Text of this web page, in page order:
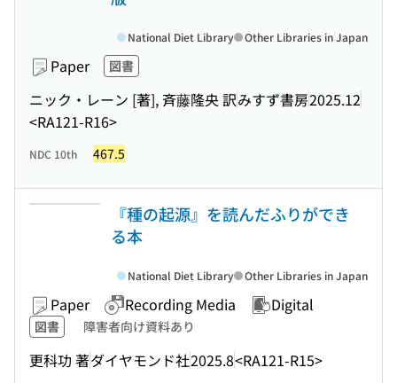
Paper 図書
ニック・レーン [著], 斉藤隆央 訳みすず書房2025.12
<RA121-R16>
National Diet Library Other Libraries in Japan
NDC 10th 467.5
『種の起源』を読んだふりができ
る本
Paper Recording Media Digital
図書 障害者向け資料あり
更科功 著ダイヤモンド社2025.8<RA121-R15>
National Diet Library Other Libraries in Japan